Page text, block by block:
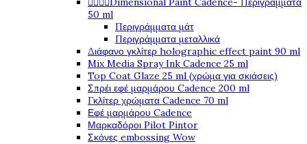
50 ml
Περιγράμματα μάτ
Περιγράμματα μεταλλικά
Διάφανο γκλίτερ holographic effect paint 90 ml
Mix Media Spray Ink Cadence 25 ml
Top Coat Glaze 25 ml (χρώμα για σκιάσεις)
Σπρέι εφέ μαρμάρου Cadence 200 ml
Γκλίτερ χρώματα Cadence 70 ml
Εφέ μαρμάρου Cadence
Μαρκαδόροι Pilot Pintor
Σκόνες embossing Wow